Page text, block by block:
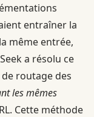
entraîner la
même entrée,
a résolu ce
routage des
les mêmes
Cette méthode